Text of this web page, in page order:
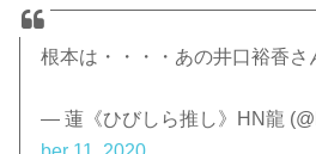
根本は・・・・あの井口裕香さ
— 蓮《ひびしら推し》HN龍